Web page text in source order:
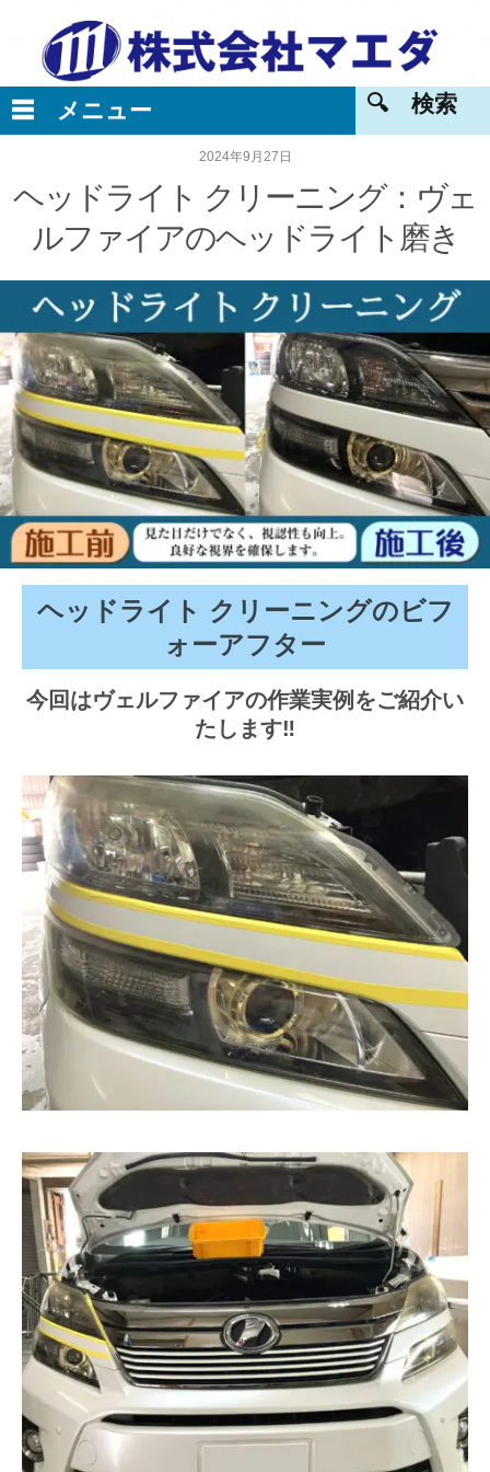
2024年9月27日
ヘッドライト クリーニング：ヴェ
ルファイアのヘッドライト磨き
ヘッドライト クリーニングのビフ
ォーアフター
今回はヴェルファイアの作業実例をご紹介い
たします‼